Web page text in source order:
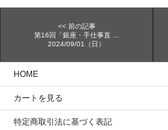
<< 前の記事
第16回「銀座・手仕事直 ...
2024/09/01（日）
HOME
カートを見る
特定商取引法に基づく表記